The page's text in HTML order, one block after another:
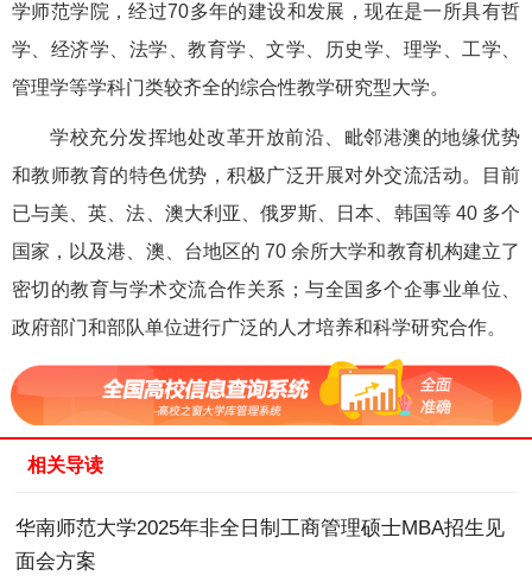
学师范学院，经过70多年的建设和发展，现在是一所具有哲
学、经济学、法学、教育学、文学、历史学、理学、工学、
管理学等学科门类较齐全的综合性教学研究型大学。
学校充分发挥地处改革开放前沿、毗邻港澳的地缘优势
和教师教育的特色优势，积极广泛开展对外交流活动。目前
已与美、英、法、澳大利亚、俄罗斯、日本、韩国等 40 多个
国家，以及港、澳、台地区的 70 余所大学和教育机构建立了
密切的教育与学术交流合作关系；与全国多个企事业单位、
政府部门和部队单位进行广泛的人才培养和科学研究合作。
相关导读
华南师范大学2025年非全日制工商管理硕士MBA招生见
面会方案